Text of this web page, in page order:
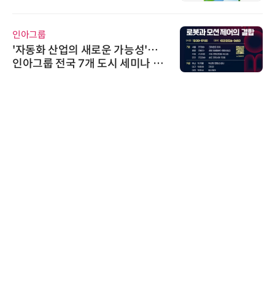
비쉐이
비쉐이, 모든 주요 리모컨 코드 지
원하는 TSOP15300 시리즈 IR 수